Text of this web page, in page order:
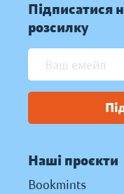
Підписатися
розсилку
Наші проєкти
Bookmints